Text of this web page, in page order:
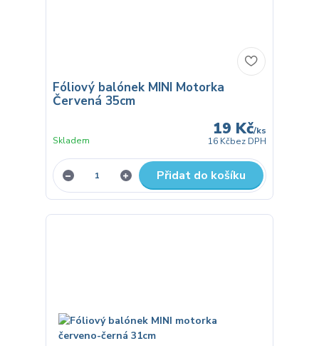
Fóliový balónek MINI Motorka
Červená 35cm
19 Kč/ks
16 Kčbez DPH
Skladem
Přidat do košíku